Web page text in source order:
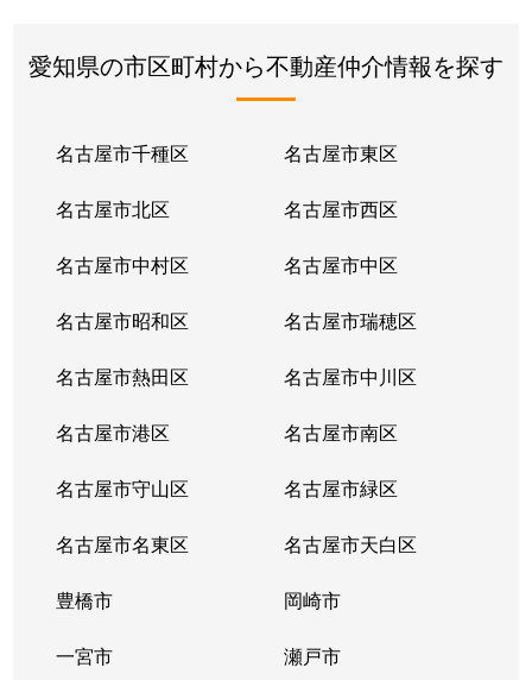
愛知県の市区町村から不動産仲介情報を探す
名古屋市千種区 名古屋市東区
名古屋市北区 名古屋市西区
名古屋市中村区 名古屋市中区
名古屋市昭和区 名古屋市瑞穂区
名古屋市熱田区 名古屋市中川区
名古屋市港区 名古屋市南区
名古屋市守山区 名古屋市緑区
名古屋市名東区 名古屋市天白区
豊橋市 岡崎市
一宮市 瀬戸市